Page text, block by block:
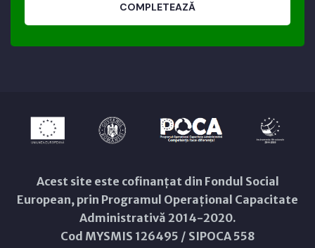
COMPLETEAZĂ
Acest site este cofinanțat din Fondul Social
European, prin Programul Operațional Capacitate
Administrativă 2014-2020.
Cod MYSMIS 126495 / SIPOCA 558